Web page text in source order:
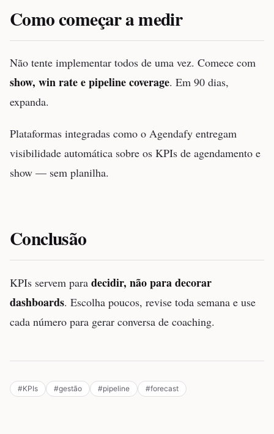
Como começar a medir
Não tente implementar todos de uma vez. Comece com
show, win rate e pipeline coverage. Em 90 dias,
expanda.
Plataformas integradas como o Agendafy entregam
visibilidade automática sobre os KPIs de agendamento e
show — sem planilha.
Conclusão
KPIs servem para decidir, não para decorar
dashboards. Escolha poucos, revise toda semana e use
cada número para gerar conversa de coaching.
#KPIs #gestão #pipeline #forecast